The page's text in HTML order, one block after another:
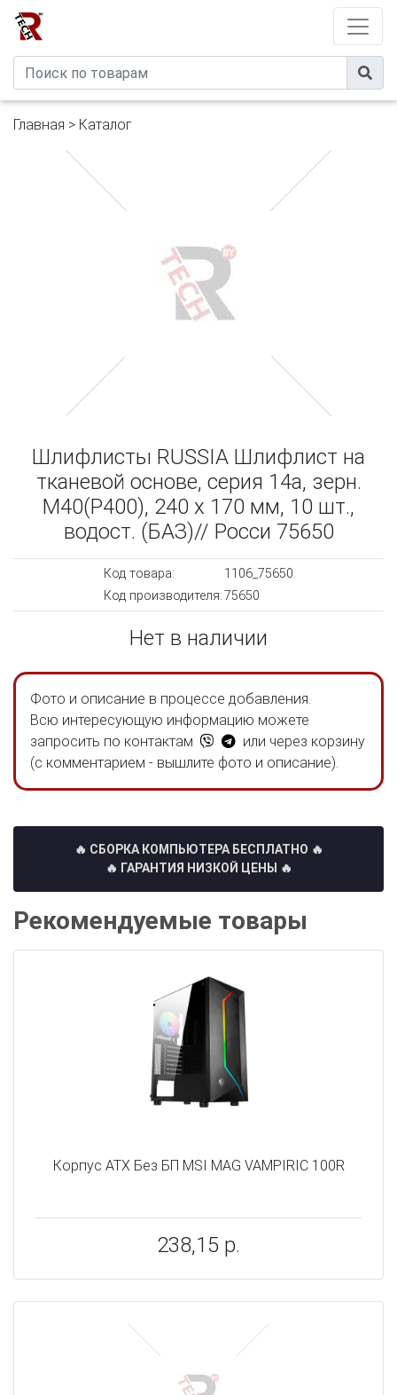
Главная > Каталог
Шлифлисты RUSSIA Шлифлист на
тканевой основе, серия 14а, зерн.
М40(P400), 240 х 170 мм, 10 шт.,
водост. (БАЗ)// Росси 75650
Код товара:
1106_75650
Код производителя:75650
Нет в наличии
Фото и описание в процессе добавления.
Всю интересующую информацию можете
запросить по контактам
или через корзину
(с комментарием - вышлите фото и описание).
🔥 СБОРКА КОМПЬЮТЕРА БЕСПЛАТНО 🔥
🔥 ГАРАНТИЯ НИЗКОЙ ЦЕНЫ 🔥
Рекомендуемые товары
Корпус ATX Без БП MSI MAG VAMPIRIC 100R
238,15 р.